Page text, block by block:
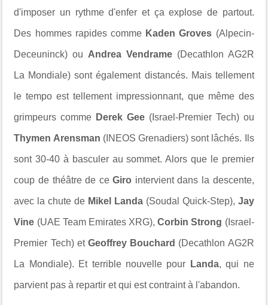
d'imposer un rythme d'enfer et ça explose de partout.
Des hommes rapides comme Kaden Groves (Alpecin-
Deceuninck) ou Andrea Vendrame(Decathlon AG2R
La Mondiale) sont également distancés. Mais tellement
le tempo est tellement impressionnant, que même des
grimpeurs comme Derek Gee (Israel-Premier Tech) ou
Thymen Arensman (INEOS Grenadiers) sont lâchés. Ils
sont 30-40 à basculer au sommet. Alors que le premier
coup de théâtre de ceGiro intervient dans la descente,
avec la chute de Mikel Landa(Soudal Quick-Step), Jay
Vine (UAE Team Emirates XRG),Corbin Strong (Israel-
Premier Tech) et Geoffrey Bouchard (Decathlon AG2R
La Mondiale). Et terrible nouvelle pour Landa, qui ne
parvient pas à repartir et qui est contraint à l'abandon.